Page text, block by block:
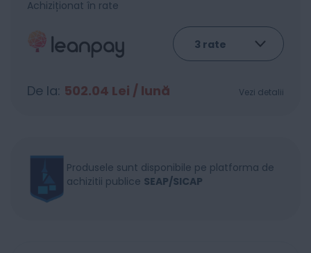
Achiziționat în rate
De la: 502.04 Lei / lună Vezi detalii
Produsele sunt disponibile pe platforma de
achizitii publice SEAP/SICAP